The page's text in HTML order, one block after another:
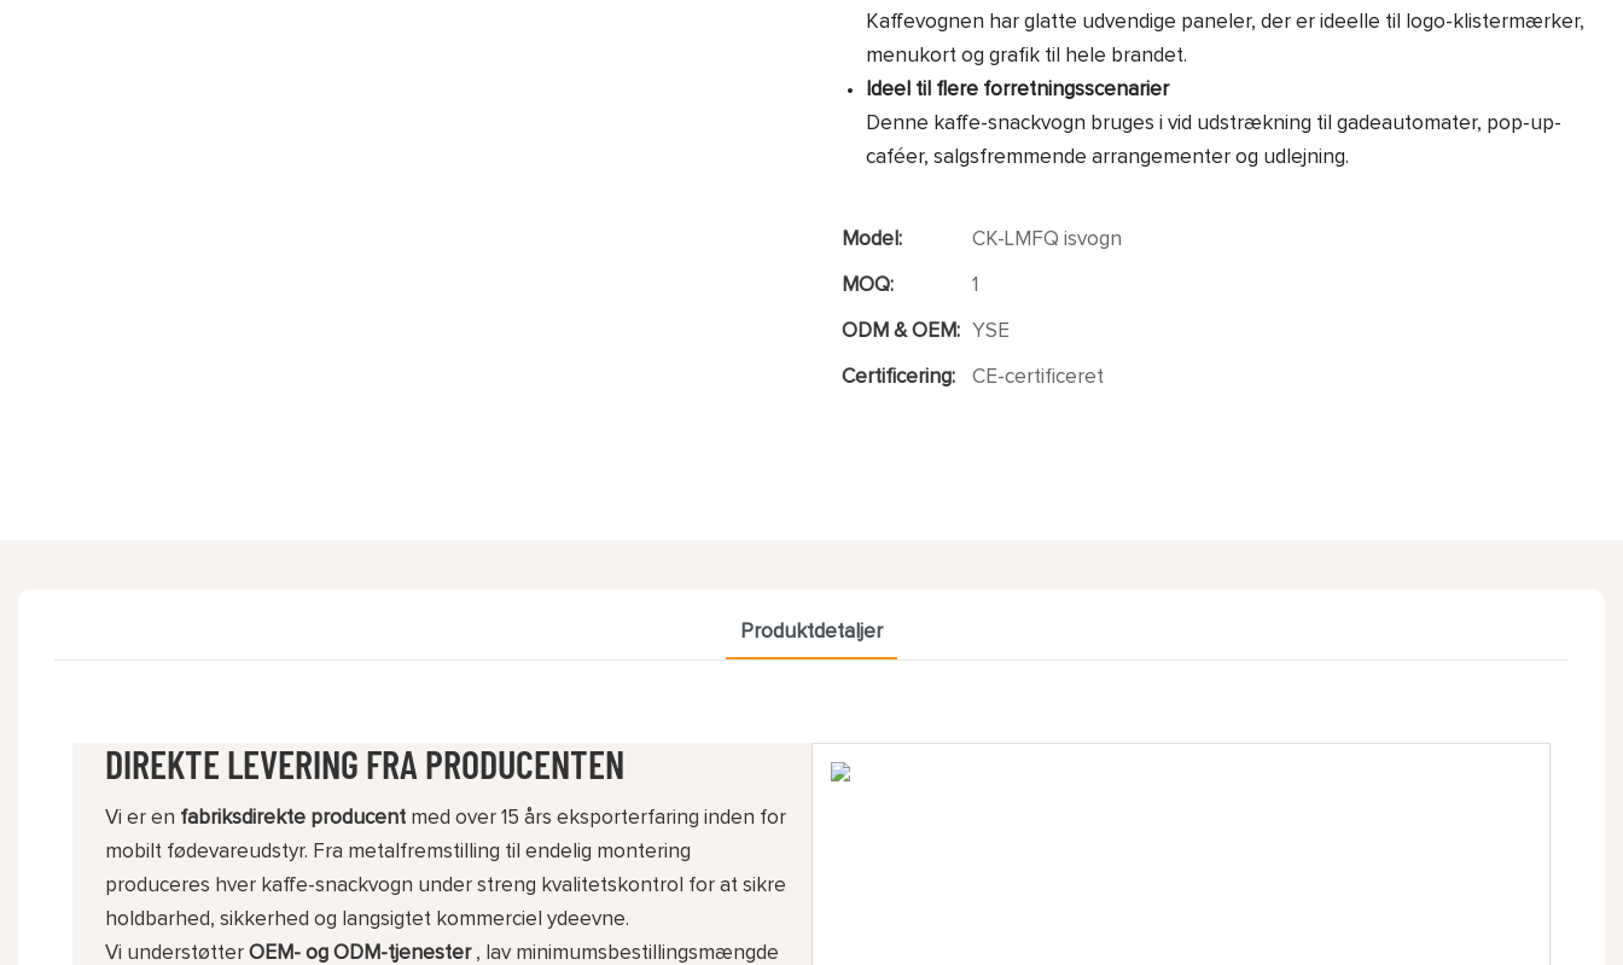
Kaffevognen har glatte udvendige paneler, der er ideelle til logo-klistermærker,
menukort og grafik til hele brandet.
Ideel til flere forretningsscenarier
Denne kaffe-snackvogn bruges i vid udstrækning til gadeautomater, pop-up-
caféer, salgsfremmende arrangementer og udlejning.
Model: CK-LMFQ isvogn
MOQ: 1
ODM & OEM: YSE
Certificering: CE-certificeret
Produktdetaljer
DIREKTE LEVERING FRA PRODUCENTEN
Vi er en fabriksdirekte producentmed over 15 års eksporterfaring inden for
mobilt fødevareudstyr. Fra metalfremstilling til endelig montering
produceres hver kaffe-snackvogn under streng kvalitetskontrol for at sikre
holdbarhed, sikkerhed og langsigtet kommerciel ydeevne.
Vi understøtter OEM- og ODM-tjenester, lav minimumsbestillingsmængde